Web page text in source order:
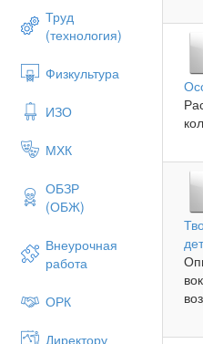
Труд
(технология)
Физкультура
ИЗО
МХК
ОБЗР
(ОБЖ)
Внеурочная
работа
ОРК
Директору